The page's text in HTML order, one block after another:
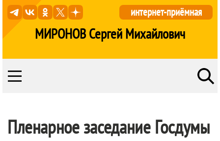
МИРОНОВ Сергей Михайлович
интернет-приёмная
Пленарное заседание Госдумы